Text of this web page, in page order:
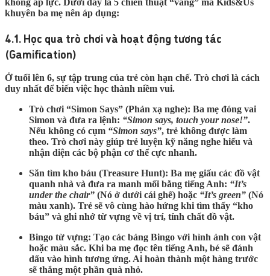
khuyên ba mẹ nên áp dụng:
4.1. Học qua trò chơi và hoạt động tương tác
(Gamification)
Ở tuổi lên 6, sự tập trung của trẻ còn hạn chế. Trò chơi là cách
duy nhất để biến việc học thành niềm vui.
Trò chơi “Simon Says” (Phản xạ nghe): Ba mẹ đóng vai
Simon và đưa ra lệnh: “Simon says, touch your nose!”.
Nếu không có cụm “Simon says”, trẻ không được làm
theo. Trò chơi này giúp trẻ luyện kỹ năng nghe hiểu và
nhận diện các bộ phận cơ thể cực nhanh.
Săn tìm kho báu (Treasure Hunt): Ba mẹ giấu các đồ vật
quanh nhà và đưa ra manh mối bằng tiếng Anh: “It’s
under the chair” (Nó ở dưới cái ghế) hoặc “It’s green” (Nó
màu xanh). Trẻ sẽ vô cùng hào hứng khi tìm thấy “kho
báu” và ghi nhớ từ vựng về vị trí, tính chất đồ vật.
Bingo từ vựng: Tạo các bảng Bingo với hình ảnh con vật
hoặc màu sắc. Khi ba mẹ đọc tên tiếng Anh, bé sẽ đánh
dấu vào hình tương ứng. Ai hoàn thành một hàng trước
sẽ thắng một phần quà nhỏ.